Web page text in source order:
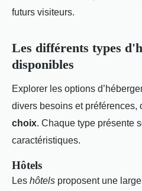
futurs visiteurs.
Les différents types
disponibles
Explorer les options
divers besoins et préférences,
choix. Chaque type présente
caractéristiques.
Hôtels
Les hôtels proposent une